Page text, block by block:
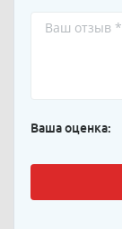
Ваша оценка: